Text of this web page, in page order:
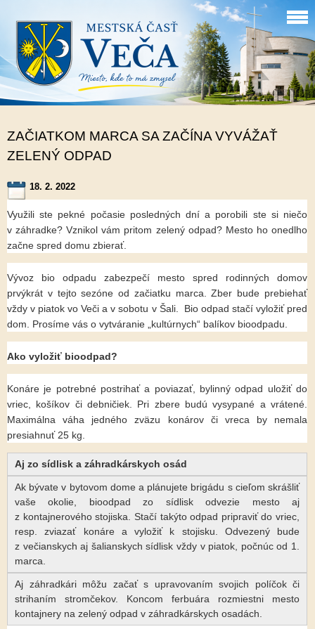
ZAČIATKOM MARCA SA ZAČÍNA VYVÁŽAŤ
ZELENÝ ODPAD
18. 2. 2022
Využili ste pekné počasie posledných dní a porobili ste si niečo
v záhradke? Vznikol vám pritom zelený odpad? Mesto ho onedlho
začne spred domu zbierať.
Vývoz bio odpadu zabezpečí mesto spred rodinných domov
prvýkrát v tejto sezóne od začiatku marca. Zber bude prebiehať
vždy v piatok vo Veči a v sobotu v Šali. Bio odpad stačí vyložiť pred
dom. Prosíme vás o vytváranie „kultúrnych“ balíkov bioodpadu.
Ako vyložiť bioodpad?
Konáre je potrebné postrihať a poviazať, bylinný odpad uložiť do
vriec, košíkov či debničiek. Pri zbere budú vysypané a vrátené.
Maximálna váha jedného zväzu konárov či vreca by nemala
presiahnuť 25 kg.
Aj zo sídlisk a záhradkárskych osád
Ak bývate v bytovom dome a plánujete brigádu s cieľom skrášliť
vaše okolie, bioodpad zo sídlisk odvezie mesto aj
z kontajnerového stojiska. Stačí takýto odpad pripraviť do vriec,
resp. zviazať konáre a vyložiť k stojisku. Odvezený bude
z večianskych aj šalianskych sídlisk vždy v piatok, počnúc od 1.
marca.
Aj záhradkári môžu začať s upravovaním svojich políčok či
strihaním stromčekov. Koncom ferbuára rozmiestni mesto
kontajnery na zelený odpad v záhradkárskych osadách.